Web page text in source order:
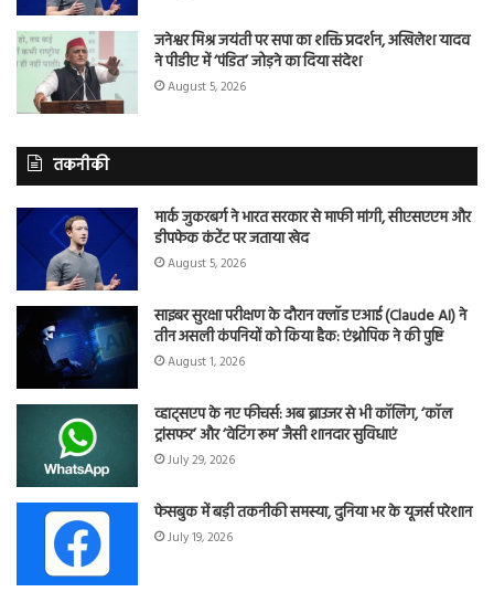
जनेश्वर मिश्र जयंती पर सपा का शक्ति प्रदर्शन, अखिलेश यादव
ने पीडीए में ‘पंडित’ जोड़ने का दिया संदेश
August 5, 2026
तकनीकी
मार्क जुकरबर्ग ने भारत सरकार से माफी मांगी, सीएसएएम और
डीपफेक कंटेंट पर जताया खेद
August 5, 2026
साइबर सुरक्षा परीक्षण के दौरान क्लॉड एआई (Claude AI) ने
तीन असली कंपनियों को किया हैक: एंथ्रोपिक ने की पुष्टि
August 1, 2026
व्हाट्सएप के नए फीचर्स: अब ब्राउजर से भी कॉलिंग, ‘कॉल
ट्रांसफर’ और ‘वेटिंग रूम’ जैसी शानदार सुविधाएं
July 29, 2026
फेसबुक में बड़ी तकनीकी समस्या, दुनिया भर के यूजर्स परेशान
July 19, 2026